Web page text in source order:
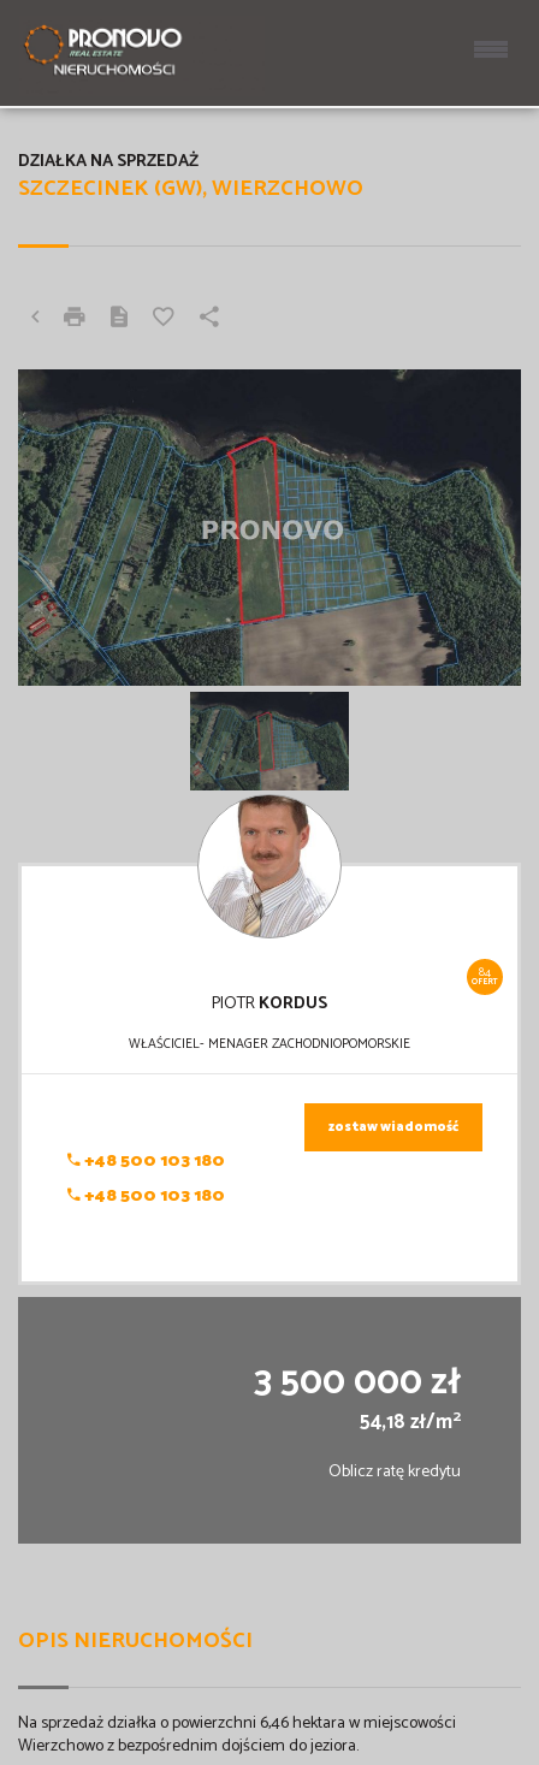
SZCZECINEK (GW), WIERZCHOWO
DZIAŁKA NA SPRZEDAŻ
84
OFERT
PIOTRKORDUS
WŁAŚCICIEL- MENAGER ZACHODNIOPOMORSKIE
+48 500 103 180
+48 500 103 180
zostaw wiadomość
3 500 000 zł
54,18 zł/m2
Oblicz ratę kredytu
OPIS NIERUCHOMOŚCI
Na sprzedaż działka o powierzchni 6,46 hektara w miejscowości
Wierzchowo z bezpośrednim dojściem do jeziora.